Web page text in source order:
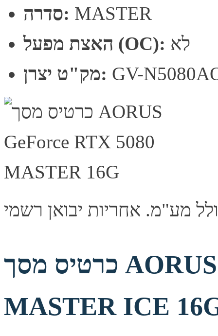
סדרה: MASTER
האצת מפעל (OC): לא
מק"ט יצרן: GV-
כרטיס מסך AORUS GeForce RTX 5080
MASTER ICE